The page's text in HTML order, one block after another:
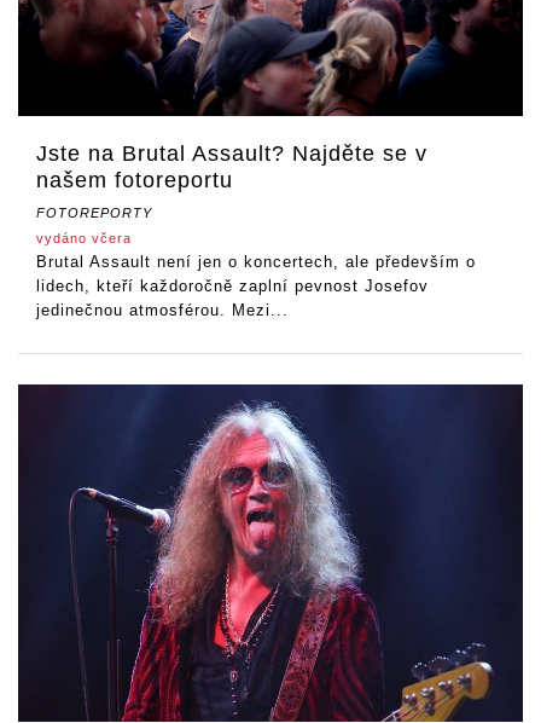
Jste na Brutal Assault? Najděte se v
našem fotoreportu
FOTOREPORTY
vydáno včera
Brutal Assault není jen o koncertech, ale především o
lidech, kteří každoročně zaplní pevnost Josefov
jedinečnou atmosférou. Mezi...